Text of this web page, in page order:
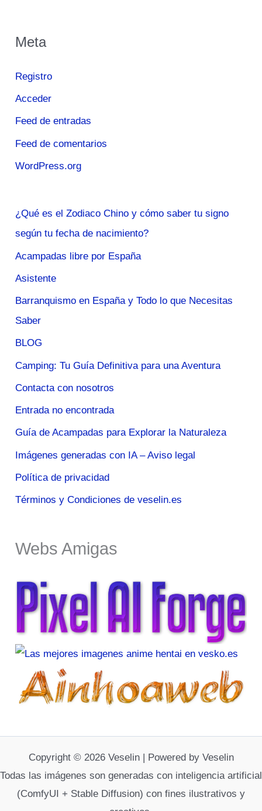
Meta
Registro
Acceder
Feed de entradas
Feed de comentarios
WordPress.org
¿Qué es el Zodiaco Chino y cómo saber tu signo
según tu fecha de nacimiento?
Acampadas libre por España
Asistente
Barranquismo en España y Todo lo que Necesitas
Saber
BLOG
Camping: Tu Guía Definitiva para una Aventura
Contacta con nosotros
Entrada no encontrada
Guía de Acampadas para Explorar la Naturaleza
Imágenes generadas con IA – Aviso legal
Política de privacidad
Términos y Condiciones de veselin.es
Webs Amigas
Copyright © 2026 Veselin | Powered by Veselin
Todas las imágenes son generadas con inteligencia artificial
(ComfyUI + Stable Diffusion) con fines ilustrativos y